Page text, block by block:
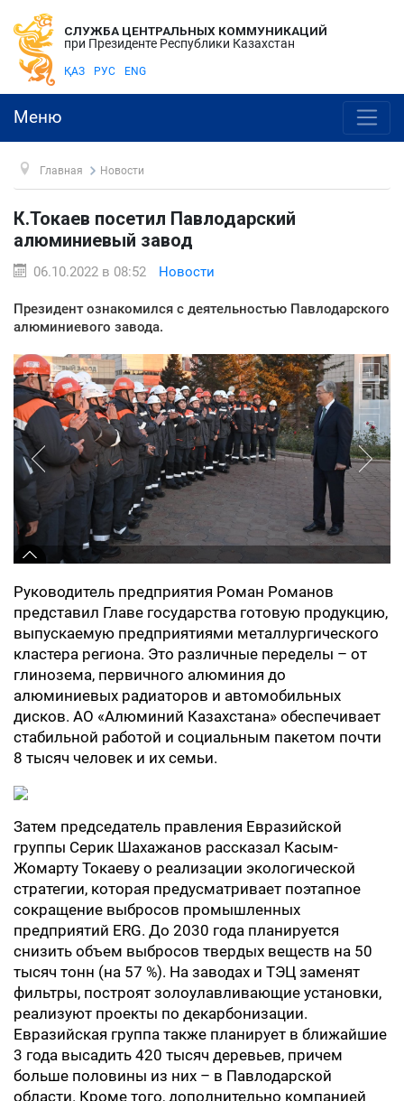
СЛУЖБА ЦЕНТРАЛЬНЫХ КОММУНИКАЦИЙ
при Президенте Республики Казахстан
ҚАЗ РУС ENG
Меню
Главная Новости
К.Токаев посетил Павлодарский
алюминиевый завод
06.10.2022 в 08:52 Новости
Президент ознакомился с деятельностью Павлодарского
алюминиевого завода.
Руководитель предприятия Роман Романов
представил Главе государства готовую продукцию,
выпускаемую предприятиями металлургического
кластера региона. Это различные переделы – от
глинозема, первичного алюминия до
алюминиевых радиаторов и автомобильных
дисков. АО «Алюминий Казахстана» обеспечивает
стабильной работой и социальным пакетом почти
8 тысяч человек и их семьи.
Затем председатель правления Евразийской
группы Серик Шахажанов рассказал Касым-
Жомарту Токаеву о реализации экологической
стратегии, которая предусматривает поэтапное
сокращение выбросов промышленных
предприятий ERG. До 2030 года планируется
снизить объем выбросов твердых веществ на 50
тысяч тонн (на 57 %). На заводах и ТЭЦ заменят
фильтры, построят золоулавливающие установки,
реализуют проекты по декарбонизации.
Евразийская группа также планирует в ближайшие
3 года высадить 420 тысяч деревьев, причем
больше половины из них – в Павлодарской
области. Кроме того, дополнительно компанией